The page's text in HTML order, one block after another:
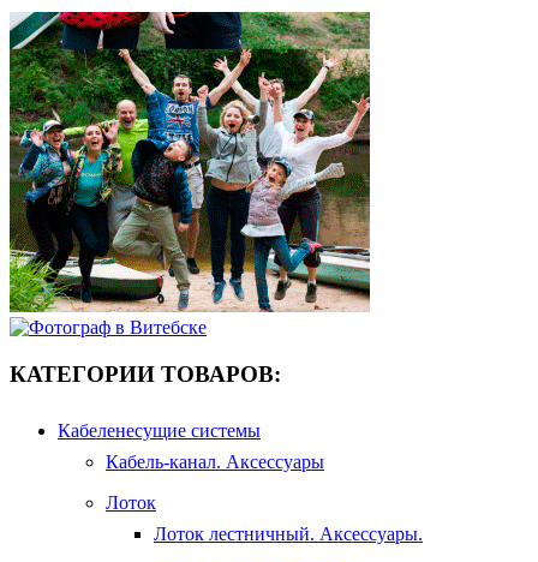
КАТЕГОРИИ ТОВАРОВ:
Кабеленесущие системы
Кабель-канал. Аксессуары
Лоток
Лоток лестничный. Аксессуары.